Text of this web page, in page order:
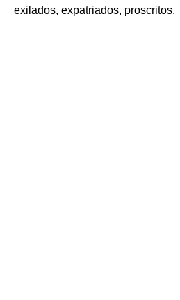
exilados, expatriados, proscritos.